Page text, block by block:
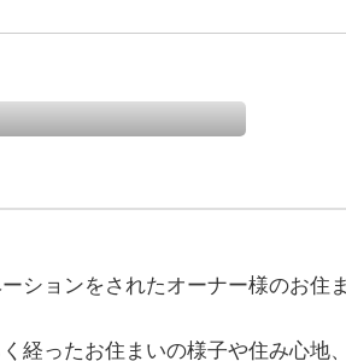
ションをされたオーナー様のお住
経ったお住まいの様子や住み心地